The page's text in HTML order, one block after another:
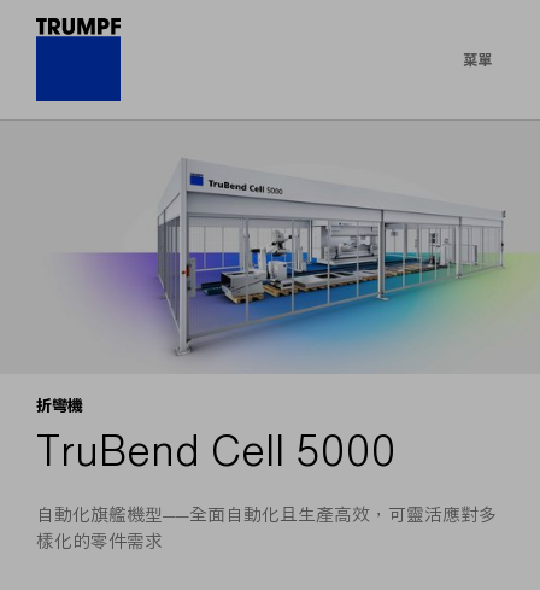
菜單
折彎機
TruBend Cell 5000
自動化旗艦機型——全面自動化且生產高效，可靈活應對多
樣化的零件需求